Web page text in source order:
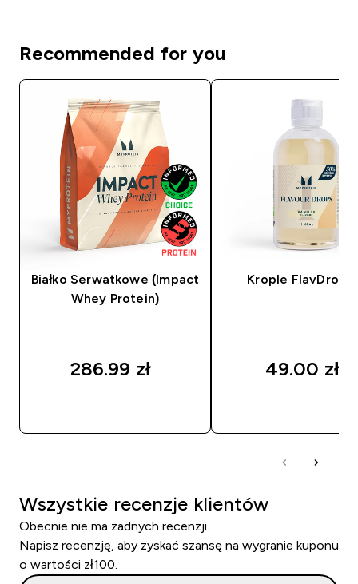
Recommended for you
Białko Serwatkowe (Impact
Whey Protein)
286.99 zł‎
Krople
49.00 zł‎
Wszystkie recenzje klientów
Obecnie nie ma żadnych recenzji.
Napisz recenzję, aby zyskać szansę na wygranie kuponu
o wartości zł100.